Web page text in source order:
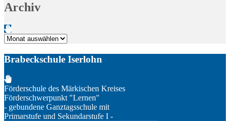
Archiv
Archiv
Brabeckschule Iserlohn
Förderschule des Märkischen Kreises
Förderschwerpunkt "Lernen"
- gebundene Ganztagsschule mit
Primarstufe und Sekundarstufe I -